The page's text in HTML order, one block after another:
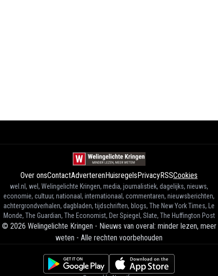
Over onsContactAdverterenHuisregelsPrivacyRSSCookies
wel.nl, wel, Welingelichte Kringen, media, journalistiek, dagelijks, nieuws,
economie, cultuur, nationaal, internationaal, commentaren, nieuwsberichten,
achtergrondverhalen, dagbladen, tijdschriften, blogs, The New York Times, Le
Monde, The Guardian, The Economist, Der Spiegel, Slate, The Huffington Post
© 2026 Welingelichte Kringen - Nieuws van overal: minder lezen, meer
weten - Alle rechten voorbehouden